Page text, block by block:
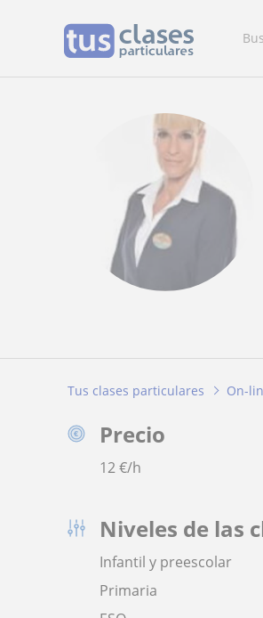
Tus clases particulares On-
Precio
12€/h
Niveles de las
Infantil y preescolar
Primaria